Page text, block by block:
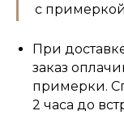
с
При
заказ
примерки.
2 часа до